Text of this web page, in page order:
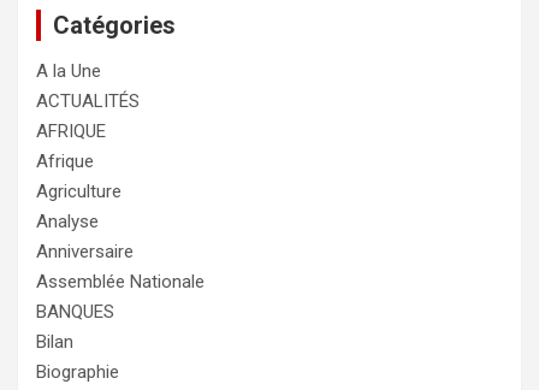
Catégories
A la Une
ACTUALITÉS
AFRIQUE
Afrique
Agriculture
Analyse
Anniversaire
Assemblée Nationale
BANQUES
Bilan
Biographie